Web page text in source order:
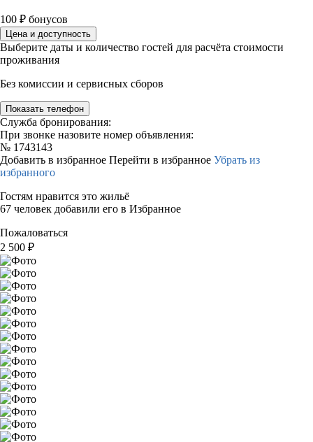
100 ₽ бонусов
Цена и доступность
Выберите даты и количество гостей для расчёта стоимости
проживания
Без комиссии и сервисных сборов
Показать телефон
Служба бронирования:
При звонке назовите номер объявления:
№ 1743143
Добавить в избранное Перейти в избранное Убрать из
избранного
Гостям нравится это жильё
67 человек добавили его в Избранное
Пожаловаться
2 500 ₽